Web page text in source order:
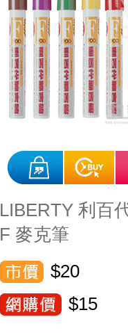
LIBERTY 利百
F 麥克筆
$20
$15